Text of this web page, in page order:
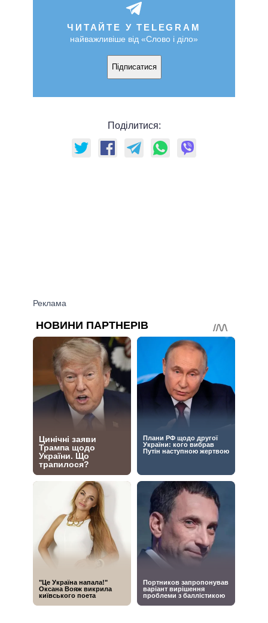
ЧИТАЙТЕ У TELEGRAM
найважливіше від «Слово і діло»
Підписатися
Поділитися: